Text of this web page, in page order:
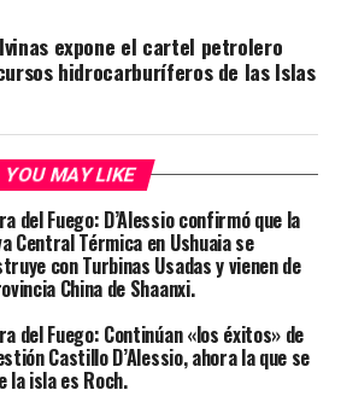
expone el cartel petrolero
hidrocarburíferos de las Islas
YOU MAY LIKE
del Fuego: D’Alessio confirmó que la
Central Térmica en Ushuaia se
con Turbinas Usadas y vienen de
China de Shaanxi.
del Fuego: Continúan «los éxitos» de
Castillo D’Alessio, ahora la que se
la isla es Roch.